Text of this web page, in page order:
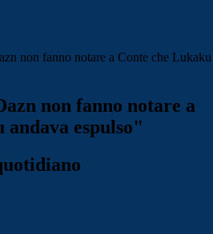
non fanno notare a Conte che Lukaku
non fanno notare a
andava espulso"